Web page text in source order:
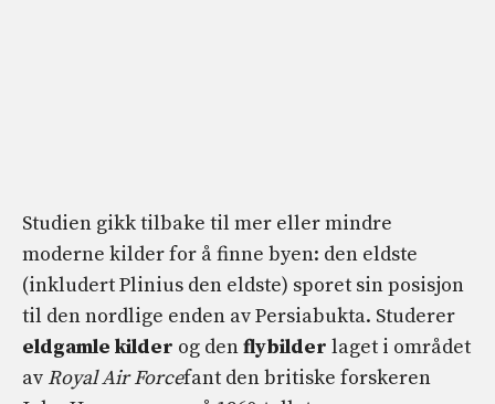
Studien gikk tilbake til mer eller mindre
moderne kilder for å finne byen: den eldste
(inkludert Plinius den eldste) sporet sin posisjon
til den nordlige enden av Persiabukta. Studerer
eldgamle kilder og denflybilder laget i området
av Royal Air Forcefant den britiske forskeren